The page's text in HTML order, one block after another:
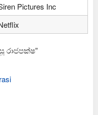
Pictures Inc
රාජපක්ෂ”